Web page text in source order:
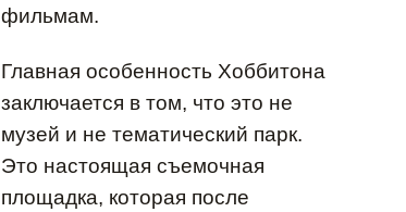
фильмам.
Главная особенность Хоббитона
заключается в том, что это не
музей и не тематический парк.
Это настоящая съемочная
площадка, которая после